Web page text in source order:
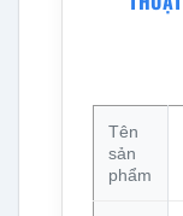
Tên
sản
phẩm